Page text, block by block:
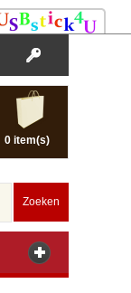
0 item(s)
Zoeken